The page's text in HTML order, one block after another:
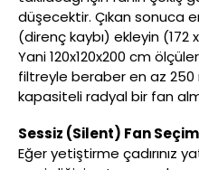
düşecektir. Çıkan sonuca
(direnç kaybı) ekleyin (172
Yani 120x120x200 cm
filtreyle beraber en az
kapasiteli radyal bir fan
Sessiz (Silent) Fan
Eğer yetiştirme çadırınız